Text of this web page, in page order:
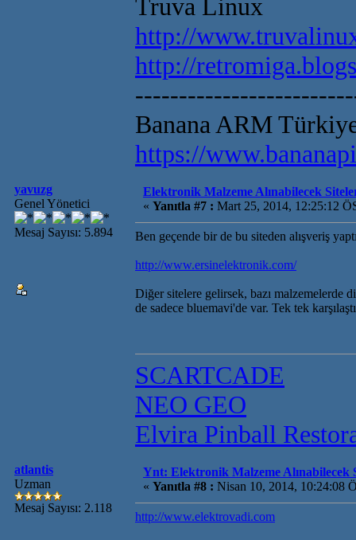
Truva Linux
http://
http://
Banana ARM
https://
yavuzg
Genel Yönetici
Mesaj Sayısı: 5.894
Elektronik Malzeme Alınabilecek
« Yanıtla #7 : Mart 25, 2014, 12:25:12
Ben geçende bir de bu siteden alışveriş
http://www.ersinelektronik.com/
Diğer sitelere gelirsek, bazı malzemelerde
de sadece bluemavi'de var. Tek tek
SCARTCADE
NEO GEO
Elvira Pinball
atlantis
Uzman
Mesaj Sayısı: 2.118
Ynt: Elektronik Malzeme Alınabilecek
« Yanıtla #8 : Nisan 10, 2014, 10:24:08
http://www.elektrovadi.com